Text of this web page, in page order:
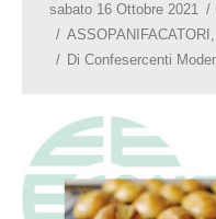
sabato 16 Ottobre 2021
ASSOPANIFACATORI ,
Di Confesercenti